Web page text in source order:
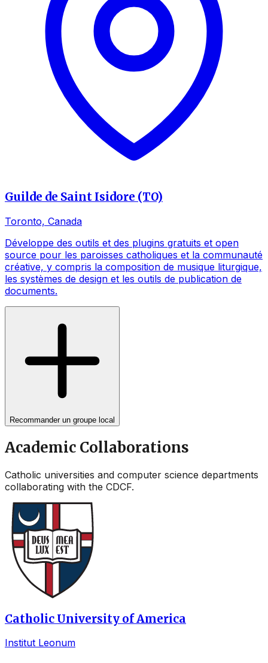
Guilde de Saint Isidore (TO)
Toronto, Canada
Développe des outils et des plugins gratuits et open
source pour les paroisses catholiques et la communauté
créative, y compris la composition de musique liturgique,
les systèmes de design et les outils de publication de
documents.
Recommander un groupe local
Academic Collaborations
Catholic universities and computer science departments
collaborating with the CDCF.
Catholic University of America
Institut Leonum